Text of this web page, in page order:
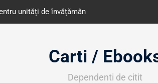
din România
octombrie
Carti /
Dependenti de citit